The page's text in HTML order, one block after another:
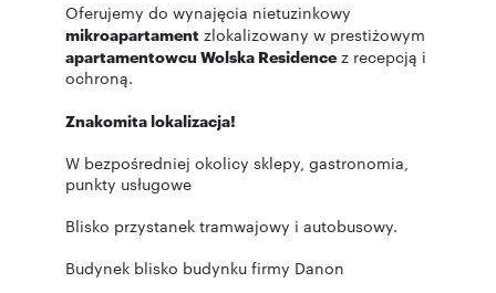
Oferujemy do wynajęcia nietuzinkowy
mikroapartament zlokalizowany w prestiżowym
apartamentowcu Wolska Residence z recepcją i
ochroną.
Znakomita lokalizacja!
W bezpośredniej okolicy sklepy, gastronomia,
punkty usługowe
Blisko przystanek tramwajowy i autobusowy.
Budynek blisko budynku firmy Danon